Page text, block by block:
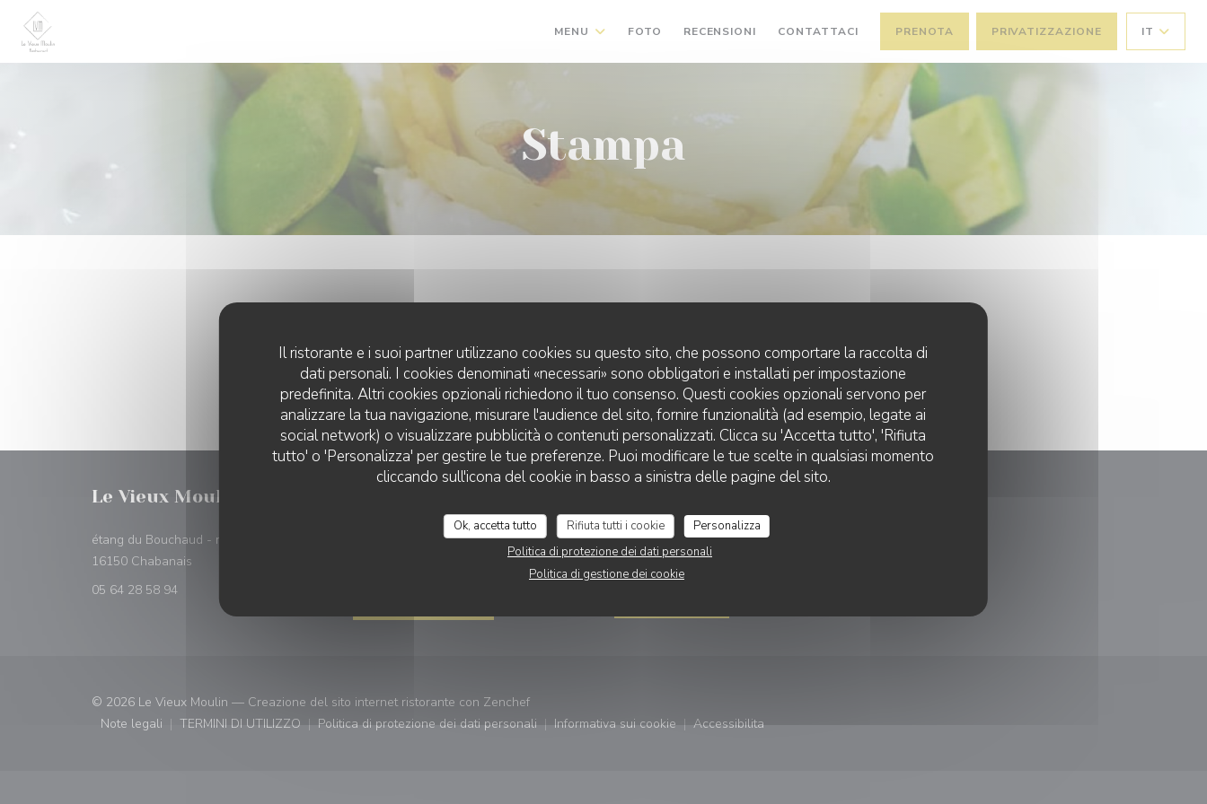
Personalizzazione delle tue scelte sui cookie
Il ristorante e i suoi partner utilizzano cookies su questo sito, che possono comportare la raccolta di
dati personali. I cookies denominati «necessari» sono obbligatori e installati per impostazione
predefinita. Altri cookies opzionali richiedono il tuo consenso. Questi cookies opzionali servono per
analizzare la tua navigazione, misurare l'audience del sito, fornire funzionalità (ad esempio, legate ai
social network) o visualizzare pubblicità o contenuti personalizzati. Clicca su 'Accetta tutto', 'Rifiuta
tutto' o 'Personalizza' per gestire le tue preferenze. Puoi modificare le tue scelte in qualsiasi momento
cliccando sull'icona del cookie in basso a sinistra delle pagine del sito.
Ok, accetta tutto Rifiuta tutti i cookie
Personalizza
Politica di protezione dei dati personali
Politica di gestione dei cookie
MENU FOTO RECENSIONI CONTATTACI PRENOTA PRIVATIZZAZIONE IT
Stampa
Le Vieux Moulin
étang du Bouchaud - route de Limoges
16150 Chabanais
05 64 28 58 94
Facebook ((apre una nuova finestra))
Instagram ((apre una nuova finestra))
© 2026 Le Vieux Moulin — Creazione del sito internet ristorante con Zenchef((apre una nuova finestra))
Note legali
((apre una nuova finestra))
TERMINI DI UTILIZZO
((apre una nuova finestra))
Politica di protezione dei dati personali
((apre una nuova finestra))
Informativa sui cookie
((apre una nuova finestra))
Accessibilita
((apre una nuova finestra))